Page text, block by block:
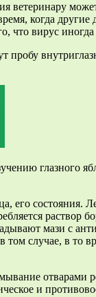
ветеринару
когда
что вирус
глазного
его состояния.
мази с
случае, в то
и